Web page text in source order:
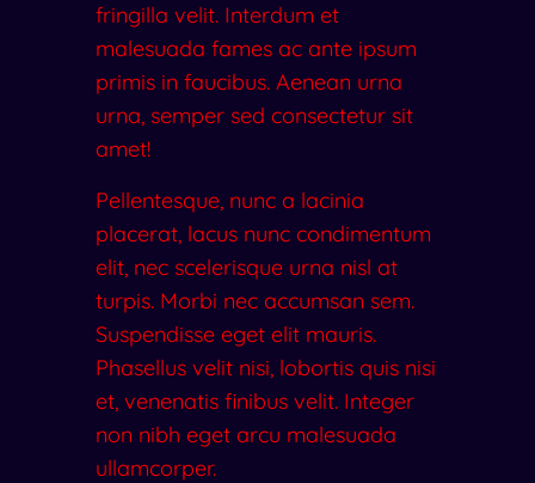
fringilla velit. Interdum et
malesuada fames ac ante ipsum
primis in faucibus. Aenean urna
urna, semper sed consectetur sit
amet!
Pellentesque, nunc a lacinia
placerat, lacus nunc condimentum
elit, nec scelerisque urna nisl at
turpis. Morbi nec accumsan sem.
Suspendisse eget elit mauris.
Phasellus velit nisi, lobortis quis nisi
et, venenatis finibus velit. Integer
non nibh eget arcu malesuada
ullamcorper.